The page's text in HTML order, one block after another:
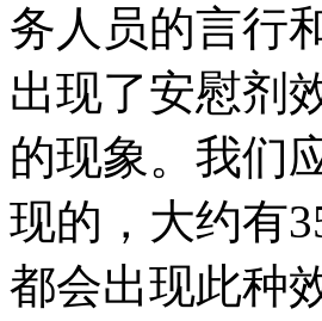
务人员的言行
出现了安慰剂
的现象。我们
现的，大约有
都会出现此种